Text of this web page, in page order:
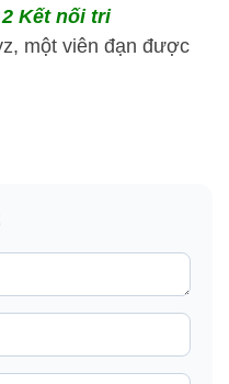
Kết nối tri
một viên đạn được